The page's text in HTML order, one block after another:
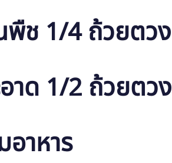
พืช 1/4 ถ้วยตวง
าด 1/2 ถ้วยตวง
าหาร